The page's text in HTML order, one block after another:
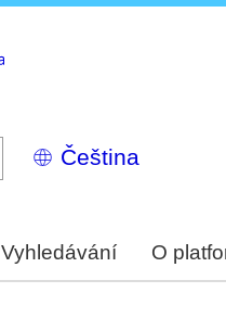
Select
your
Vyhledávání O